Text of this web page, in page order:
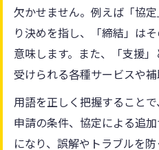
欠かせません。例えば「協
り決めを指し、「締結」は
意味します。また、「支援
受けられる各種サービスや補
用語を正しく把握すること
申請の条件、協定による追
になり、誤解やトラブルを